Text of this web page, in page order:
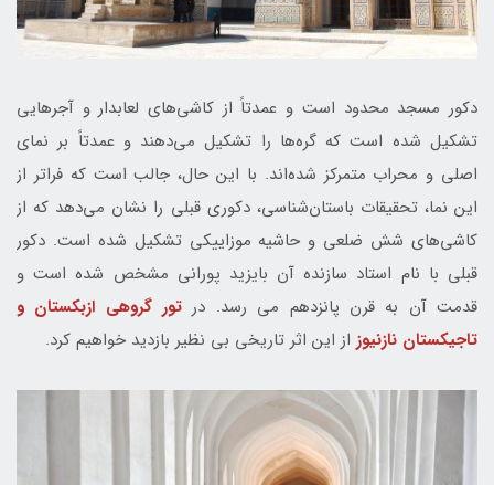
دکور مسجد محدود است و عمدتاً از کاشی‌های لعابدار و آجرهایی
تشکیل شده است که گره‌ها را تشکیل می‌دهند و عمدتاً بر نمای
اصلی و محراب متمرکز شده‌اند. با این حال، جالب است که فراتر از
این نما، تحقیقات باستان‌شناسی، دکوری قبلی را نشان می‌دهد که از
کاشی‌های شش ضلعی و حاشیه موزاییکی تشکیل شده است. دکور
قبلی با نام استاد سازنده آن بایزید پورانی مشخص شده است و
قدمت آن به قرن پانزدهم می رسد. در تور گروهی ازبکستان و
تاجیکستان نازنیوز از این اثر تاریخی بی نظیر بازدید خواهیم کرد.